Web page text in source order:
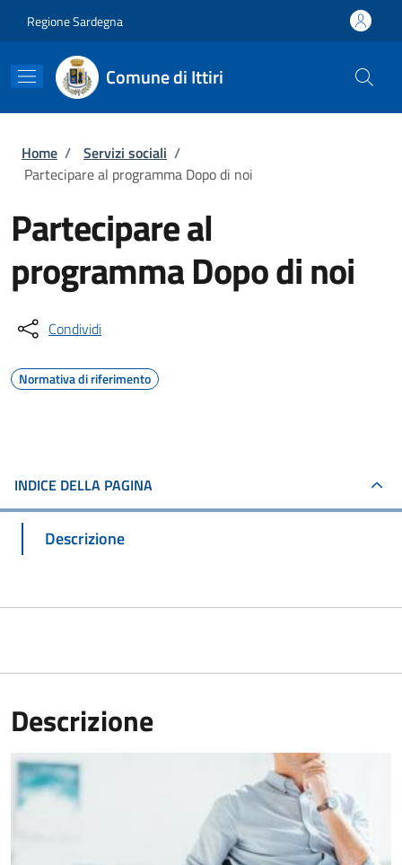
Regione Sardegna
Comune di Ittiri
Briciole di pane
Home / Servizi sociali /
Partecipare al programma Dopo di noi
Partecipare al
programma Dopo di noi
Condividi
Normativa di riferimento
INDICE DELLA PAGINA
Descrizione
Descrizione